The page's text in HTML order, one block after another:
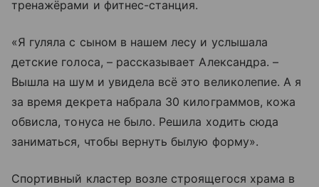
тренажёрами и фитнес-станция.
«Я гуляла с сыном в нашем лесу и услышала
детские голоса, – рассказывает Александра. –
Вышла на шум и увидела всё это великолепие. А я
за время декрета набрала 30 килограммов, кожа
обвисла, тонуса не было. Решила ходить сюда
заниматься, чтобы вернуть былую форму».
Спортивный кластер возле строящегося храма в